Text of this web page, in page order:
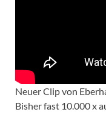
Neuer Clip von
Bisher fast 10.000 x